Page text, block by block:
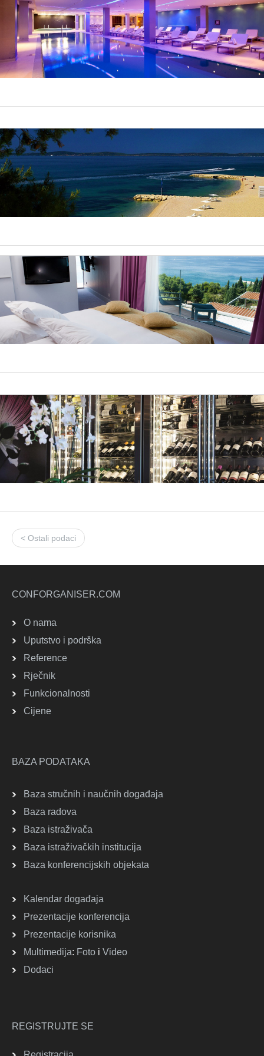
< Ostali podaci
CONFORGANISER.COM
O nama
Uputstvo i podrška
Reference
Rječnik
Funkcionalnosti
Cijene
BAZA PODATAKA
Baza stručnih i naučnih događaja
Baza radova
Baza istraživača
Baza istraživačkih institucija
Baza konferencijskih objekata
Kalendar događaja
Prezentacije konferencija
Prezentacije korisnika
Multimedija: Foto i Video
Dodaci
REGISTRUJTE SE